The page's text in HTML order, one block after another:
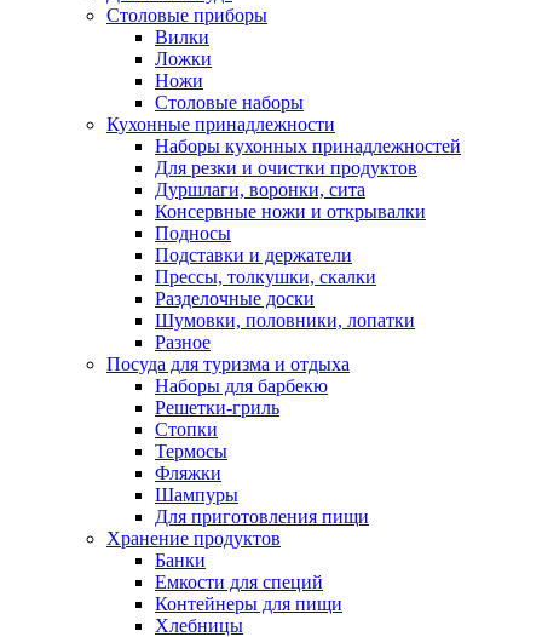
Столовые приборы
Вилки
Ложки
Ножи
Столовые наборы
Кухонные принадлежности
Наборы кухонных принадлежностей
Для резки и очистки продуктов
Дуршлаги, воронки, сита
Консервные ножи и открывалки
Подносы
Подставки и держатели
Прессы, толкушки, скалки
Разделочные доски
Шумовки, половники, лопатки
Разное
Посуда для туризма и отдыха
Наборы для барбекю
Решетки-гриль
Стопки
Термосы
Фляжки
Шампуры
Для приготовления пищи
Хранение продуктов
Банки
Емкости для специй
Контейнеры для пищи
Хлебницы